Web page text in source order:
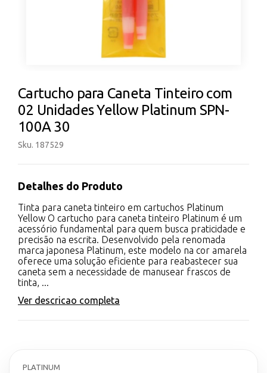
Cartucho para Caneta Tinteiro com
02 Unidades Yellow Platinum SPN-
100A 30
Sku. 187529
Detalhes do Produto
Tinta para caneta tinteiro em cartuchos Platinum
Yellow O cartucho para caneta tinteiro Platinum é um
acessório fundamental para quem busca praticidade e
precisão na escrita. Desenvolvido pela renomada
marca japonesa Platinum, este modelo na cor amarela
oferece uma solução eficiente para reabastecer sua
caneta sem a necessidade de manusear frascos de
tinta, ...
Ver descricao completa
PLATINUM